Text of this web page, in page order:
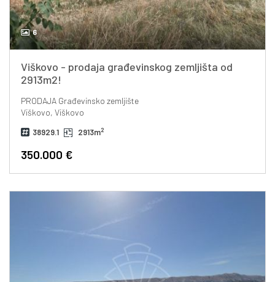
6
Viškovo - prodaja građevinskog zemljišta od
2913m2!
PRODAJAGrađevinsko zemljište
Viškovo, Viškovo
38929.1 2913m2
350.000 €